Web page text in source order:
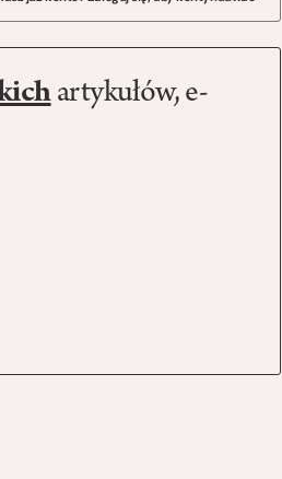
artykułów, e-